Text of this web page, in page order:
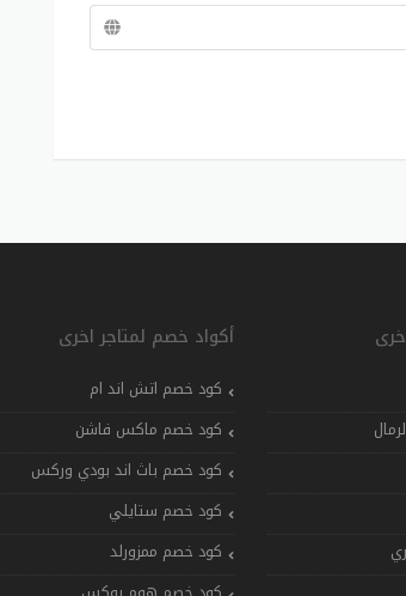
أكواد خصم لمتاجر اخرى
كود خصم اتش اند ام
كود خصم ماكس فاشن
كود خصم باث اند بودي وركس
كود خصم ستايلي
كود خصم ممزورلد